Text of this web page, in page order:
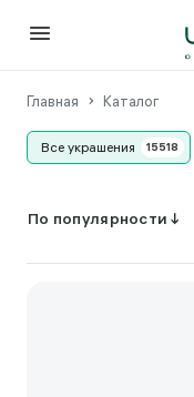
Главная Каталог
Все украшения